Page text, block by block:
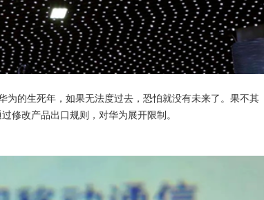
的生死年，如果无法度过去，恐怕就没有未来了。果不其
修改产品出口规则，对华为展开限制。